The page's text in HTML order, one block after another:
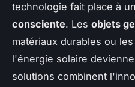
technologie fait place à
consciente. Les objets
matériaux durables ou
l'énergie solaire
solutions combinent